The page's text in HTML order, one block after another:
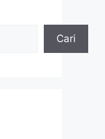
Cari